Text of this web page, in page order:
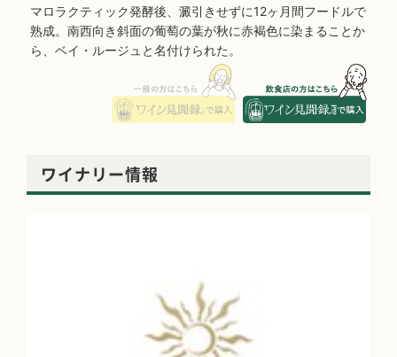
マロラクティック発酵後、澱引きせずに12ヶ月間フードルで
熟成。南西向き斜面の葡萄の葉が秋に赤褐色に染まることか
ら、ベイ・ルージュと名付けられた。
ワイナリー情報